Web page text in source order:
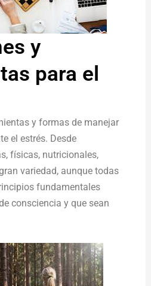
y
para el
y formas de manejar
el estrés. Desde
físicas, nutricionales,
variedad, aunque todas
fundamentales
consciencia y que sean